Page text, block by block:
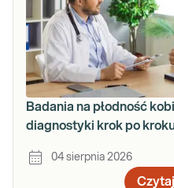
Badania na płodność
diagnostyki krok po
04 sierpnia 2026